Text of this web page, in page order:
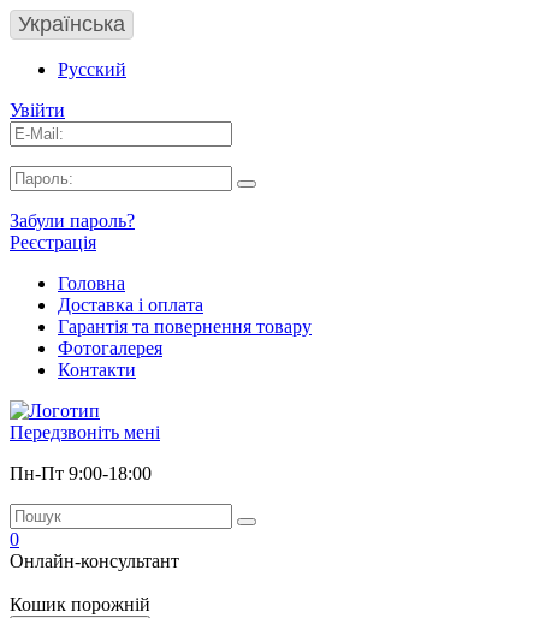
Українська
Русский
Увійти
Забули пароль?
Реєстрація
Головна
Доставка і оплата
Гарантія та повернення товару
Фотогалерея
Контакти
Передзвоніть мені
Пн-Пт 9:00-18:00
0
Онлайн-консультант
Кошик порожній